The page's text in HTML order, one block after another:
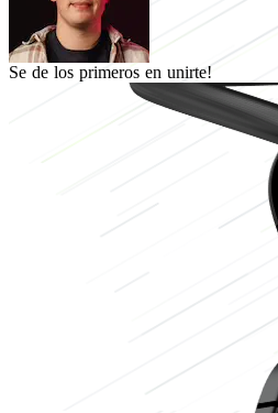
Se de los primeros en unirte!